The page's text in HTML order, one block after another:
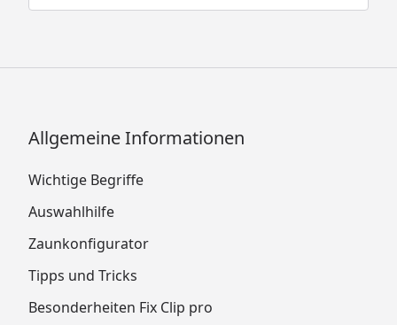
Allgemeine Informationen
Wichtige Begriffe
Auswahlhilfe
Zaunkonfigurator
Tipps und Tricks
Besonderheiten Fix Clip pro